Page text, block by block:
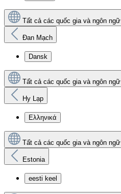
Tất cả các quốc gia và ngôn ngữ
Đan Mạch
Dansk
Tất cả các quốc gia và ngôn ngữ
Hy Lạp
Ελληνικά
Tất cả các quốc gia và ngôn ngữ
Estonia
eesti keel